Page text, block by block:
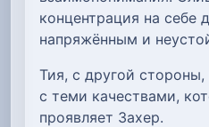
концентрация на себе
напряжённым и
Тия, с другой
с теми качествами,
проявляет Захер.